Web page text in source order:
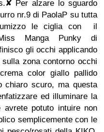
✘ Per alzare lo sguardo
nr.9 di PaolaP su tutta
le ciglia con il
Manga Punky di
gli occhi applicando
zona contorno occhi
color giallo pallido
chiaro scuro, ma questa
ed illuminare la
avrete potuto intuire non
semplicemente con le